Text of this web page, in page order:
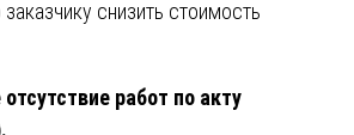
снизить стоимость
работ по акту